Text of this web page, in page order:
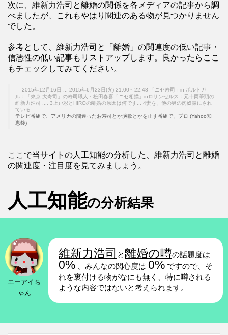
次に、維新力浩司と離婚の関係を各メディアの記事から調
べましたが、これもやはり関連のある物が見つかりません
でした。
参考として、維新力浩司と「離婚」の関連度の低い記事・
信憑性の低い記事もリストアップします。良かったらここ
もチェックしてみてください。
2015年12月16日 ... 2015年6月23日(火) 21:00～22:48 「ニセ寿司」in ポルトガ
ル：「東京 大寿司」の寿司職人・松田春喜「ニセ相撲」inロサンゼルス：元十両筆頭の
維新力浩司 .... 3上戸彩とHIROの離婚の原因は何です... 4妻を、他の男の肉奴隷にされ
ている.
テレビ番組で、アメリカの間違ったお寿司とか演歌とかを正す番組で、プロ (Yahoo知
恵袋)
ここで当サイトの人工知能の分析した、維新力浩司と離婚
の関連度・注目度を見てみましょう。
人工知能の分析結果
エーアイち
ゃん
維新力浩司 と離婚の噂の話題度は
0% 、みんなの関心度は 0% ですので、そ
れを裏付ける物がなにも無く、特に噂される
ような内容ではないと考えられます。